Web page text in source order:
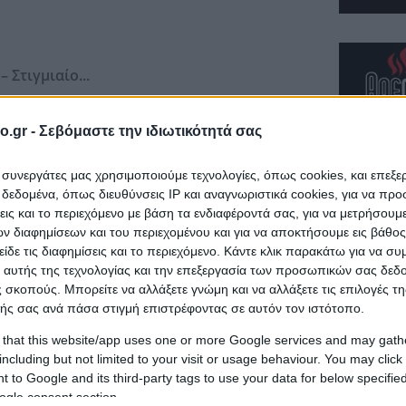
- Σεβόμαστε την ιδιωτικότητά σας
συνεργάτες μας χρησιμοποιούμε τεχνολογίες, όπως cookies, και
όπως διευθύνσεις IP και αναγνωριστικά cookies, για να
και το περιεχόμενο με βάση τα ενδιαφέροντά σας, για να
διαφημίσεων και του περιεχομένου και για να αποκτήσουμε εις
τις διαφημίσεις και το περιεχόμενο. Κάντε κλικ παρακάτω για να
της τεχνολογίας και την επεξεργασία των προσωπικών σας
Μπορείτε να αλλάξετε γνώμη και να αλλάξετε τις επιλογές
σας ανά πάσα στιγμή επιστρέφοντας σε αυτόν τον ιστότοπο.
that this website/app uses one or more Google services and may
but not limited to your visit or usage behaviour. You may
to Google and its third-party tags to use your data for below
consent section.
& Ανάπτυ...
ΜΑΓΝΗΣΙΑΣ
- Εταιρίες &
Καφετέριες με Nova Τσαγκαράδα
Studios Τσαγκαράδα